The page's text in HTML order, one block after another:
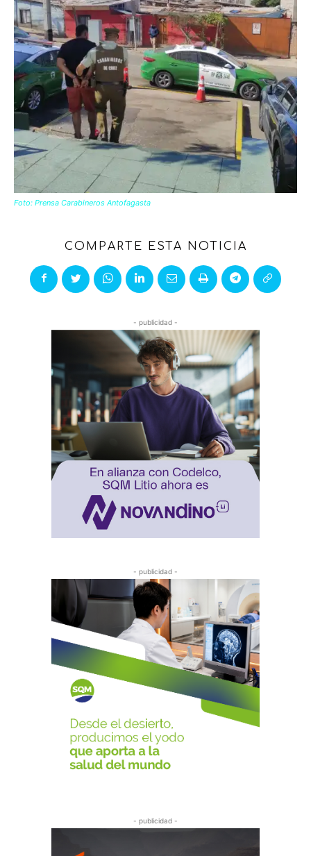
Foto: Prensa Carabineros Antofagasta
COMPARTE ESTA NOTICIA
- publicidad -
- publicidad -
- publicidad -